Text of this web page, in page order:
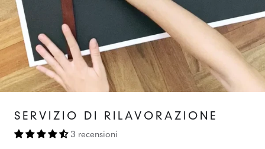
SERVIZIO DI RILAVORAZIONE
3 recensioni